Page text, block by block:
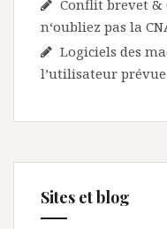
Conflit brevet &
n‘oubliez pas la
Logiciels des
l’utilisateur prévue
Sites et blog